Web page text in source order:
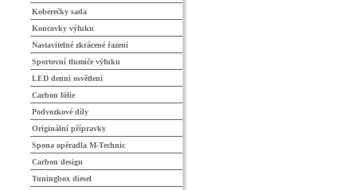
Koberečky sada
Koncovky výfuku
Nastavitelné zkrácené řazení
Sportovní tlumiče výfuku
LED denní osvětlení
Carbon fólie
Podvozkové díly
Originální přípravky
Spona opěradla M-Technic
Carbon design
Tuningbox diesel